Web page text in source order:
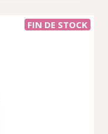
FIN DE STOCK